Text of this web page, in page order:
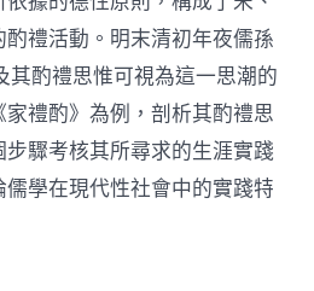
禮活動。明末清初年夜儒孫
其酌禮思惟可視為這一思潮的
禮酌》為例，剖析其酌禮思
驟考核其所尋求的生涯實踐
學在現代性社會中的實踐特